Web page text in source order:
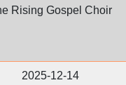
Rising Gospel Choir
2025-12-14